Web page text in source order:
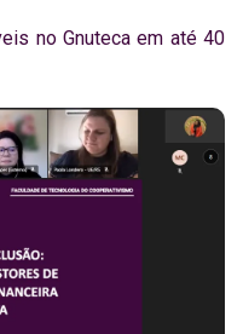
no Gnuteca em até 40